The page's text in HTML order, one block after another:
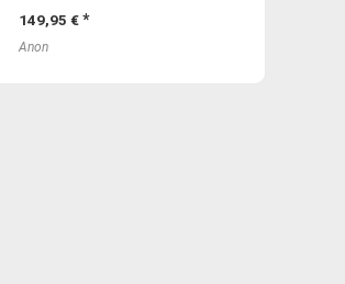
149,95 €
Anon